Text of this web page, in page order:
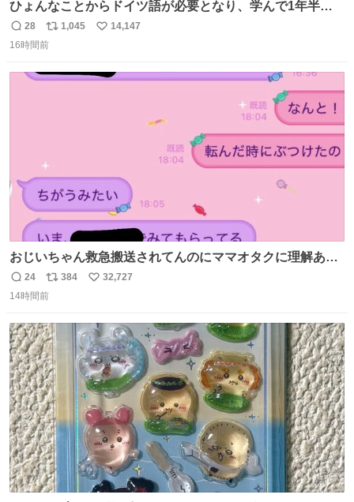
ひょんなことからドイツ語が必要となり、学んで1年半に
なる。 ちなみに最初の半年で『必携ドイツ文法総まとめ』
と『重要単語4000』を数十周して丸暗記した。読み書きに
Geminiの添削もエラーの指摘は激減し、上級の表現を教え
返
信
28
リ
ポ
ト
1,045
い
数
14,147
16時間前
おじいちゃん救急搬送されてんのにママオタクに理解あっ
て不謹慎だけどウケる
返
信
24
リ
ポ
ト
数
384
い
数
32,727
14時間前